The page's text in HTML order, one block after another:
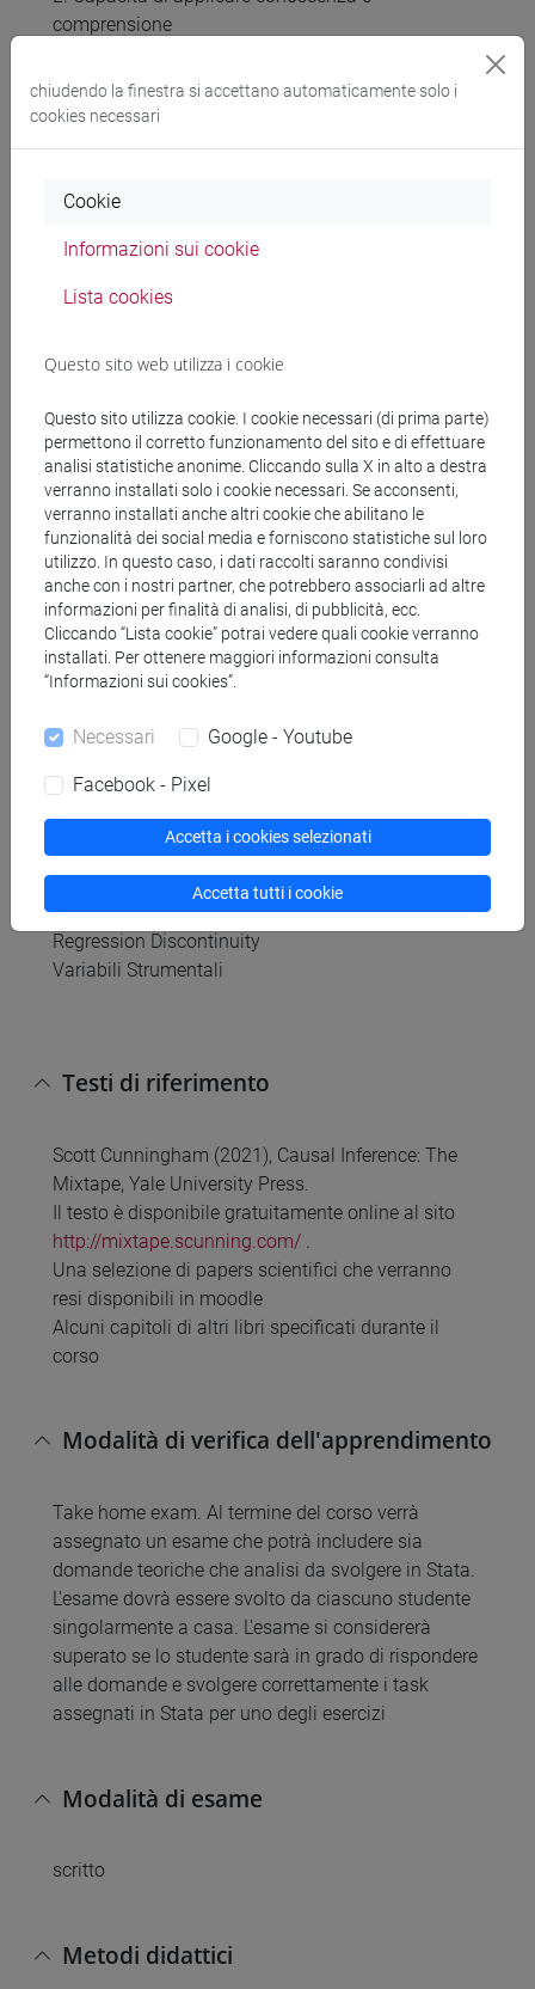
comprensione
l'identificazione causale e di selezionare e
applicare il metodo econometrico appropriato per
identificare una relazione causale
4. Abilità comunicative
- in grado di presentare in modo chiaro e preciso il
5. Capacità di apprendimento
conoscenza di analisi econometriche più avanzate
e più specifiche per l'identificazione causale
Prerequisiti
Questo è un corso di master del secondo anno. Il
docente darà per noti i contenuti di Probability and
Statistics, Econometrics I, Microeconomics I e II
Contenuti
Analisi causale grafica
Modello causale di Rubin e Randomized Control
Matching
Regression Discontinuity
Variabili Strumentali
Testi di riferimento
Scott Cunningham (2021), Causal Inference: The
Mixtape, Yale University Press.
Il testo è disponibile gratuitamente online al sito
http://mixtape.scunning.com/ .
Una selezione di papers scientifici che verranno
resi disponibili in moodle
Alcuni capitoli di altri libri specificati durante il
corso
Modalità di verifica dell'apprendimento
Take home exam. Al termine del corso verrà
assegnato un esame che potrà includere sia
domande teoriche che analisi da svolgere in Stata.
L'esame dovrà essere svolto da ciascuno studente
singolarmente a casa. L'esame si considererà
superato se lo studente sarà in grado di rispondere
alle domande e svolgere correttamente i task
assegnati in Stata per uno degli esercizi
Modalità di esame
scritto
Metodi didattici
chiudendo la finestra si accettano automaticamente solo i
cookies necessari
Cookie
Informazioni sui cookie
Lista cookies
Questo sito web utilizza i cookie
Questo sito utilizza cookie. I cookie necessari (di prima parte)
permettono il corretto funzionamento del sito e di effettuare
analisi statistiche anonime. Cliccando sulla X in alto a destra
verranno installati solo i cookie necessari. Se acconsenti,
verranno installati anche altri cookie che abilitano le
funzionalità dei social media e forniscono statistiche sul loro
utilizzo. In questo caso, i dati raccolti saranno condivisi
anche con i nostri partner, che potrebbero associarli ad altre
informazioni per finalità di analisi, di pubblicità, ecc.
Cliccando “Lista cookie” potrai vedere quali cookie verranno
installati. Per ottenere maggiori informazioni consulta
“Informazioni sui cookies”.
Necessari Google - Youtube
Facebook - Pixel
Accetta i cookies selezionati
Accetta tutti i cookie